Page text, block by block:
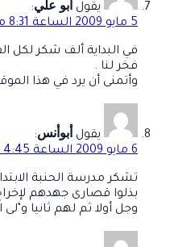
يقول أبو علي:
5 مايو 2009 الساعة 8:31 مساءً
في البداية ألف شكر لكل
فخر لنا .
وأتمنى أن يرد في هذا
يقول أبوأنس:
6 مايو 2009 الساعة 4:45 مساءً
تشكر مدرسة الحنبة
بذلوا قصارى جهدهم
وجل أولا ثم لهم ثانيا و‘لى